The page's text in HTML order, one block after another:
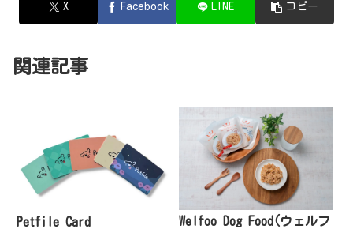
X Facebook LINE コピー
関連記事
Petfile Card
Welfoo Dog Food(ウェルフ